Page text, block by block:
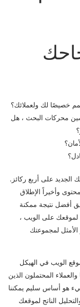
خصيصًا لك ولعملائك؟
محركات البحث ، هل
الجديد على أربع ركائز.
وأخيراً الإطلاق
أفضل نتيجة ممكنة
على الويب ،
الأمثل لمجموعتك
الويب في الهيكل
المحتملون الذين
هو أساس سليم يمكننا
الناتج لموقعك